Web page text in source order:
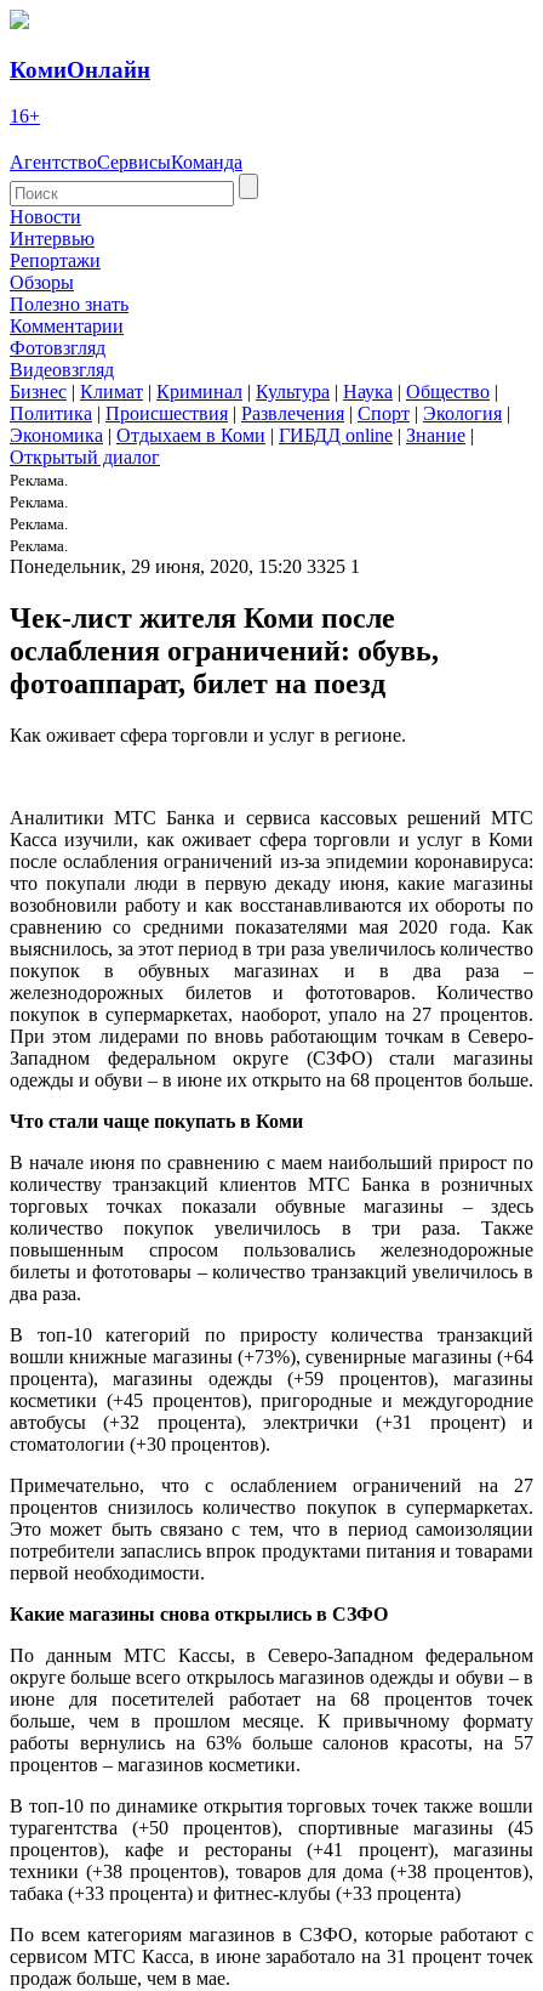
КомиОнлайн
16+
АгентствоСервисыКоманда
Новости
Интервью
Репортажи
Обзоры
Полезно знать
Комментарии
Фотовзгляд
Видеовзгляд
Бизнес | Климат | Криминал | Культура | Наука | Общество |
Политика | Происшествия | Развлечения | Спорт | Экология |
Экономика | Отдыхаем в Коми | ГИБДД online | Знание |
Открытый диалог
Реклама.
Реклама.
Реклама.
Реклама.
Понедельник, 29 июня, 2020, 15:20 3325 1
Чек-лист жителя Коми после
ослабления ограничений: обувь,
фотоаппарат, билет на поезд
Как оживает сфера торговли и услуг в регионе.
Аналитики МТС Банка и сервиса кассовых решений МТС
Касса изучили, как оживает сфера торговли и услуг в Коми
после ослабления ограничений из-за эпидемии коронавируса:
что покупали люди в первую декаду июня, какие магазины
возобновили работу и как восстанавливаются их обороты по
сравнению со средними показателями мая 2020 года. Как
выяснилось, за этот период в три раза увеличилось количество
покупок в обувных магазинах и в два раза –
железнодорожных билетов и фототоваров. Количество
покупок в супермаркетах, наоборот, упало на 27 процентов.
При этом лидерами по вновь работающим точкам в Северо-
Западном федеральном округе (СЗФО) стали магазины
одежды и обуви – в июне их открыто на 68 процентов больше.
Что стали чаще покупать в Коми
В начале июня по сравнению с маем наибольший прирост по
количеству транзакций клиентов МТС Банка в розничных
торговых точках показали обувные магазины – здесь
количество покупок увеличилось в три раза. Также
повышенным спросом пользовались железнодорожные
билеты и фототовары – количество транзакций увеличилось в
два раза.
В топ-10 категорий по приросту количества транзакций
вошли книжные магазины (+73%), сувенирные магазины (+64
процента), магазины одежды (+59 процентов), магазины
косметики (+45 процентов), пригородные и междугородние
автобусы (+32 процента), электрички (+31 процент) и
стоматологии (+30 процентов).
Примечательно, что с ослаблением ограничений на 27
процентов снизилось количество покупок в супермаркетах.
Это может быть связано с тем, что в период самоизоляции
потребители запаслись впрок продуктами питания и товарами
первой необходимости.
Какие магазины снова открылись в СЗФО
По данным МТС Кассы, в Северо-Западном федеральном
округе больше всего открылось магазинов одежды и обуви – в
июне для посетителей работает на 68 процентов точек
больше, чем в прошлом месяце. К привычному формату
работы вернулись на 63% больше салонов красоты, на 57
процентов – магазинов косметики.
В топ-10 по динамике открытия торговых точек также вошли
турагентства (+50 процентов), спортивные магазины (45
процентов), кафе и рестораны (+41 процент), магазины
техники (+38 процентов), товаров для дома (+38 процентов),
табака (+33 процента) и фитнес-клубы (+33 процента)
По всем категориям магазинов в СЗФО, которые работают с
сервисом МТС Касса, в июне заработало на 31 процент точек
продаж больше, чем в мае.